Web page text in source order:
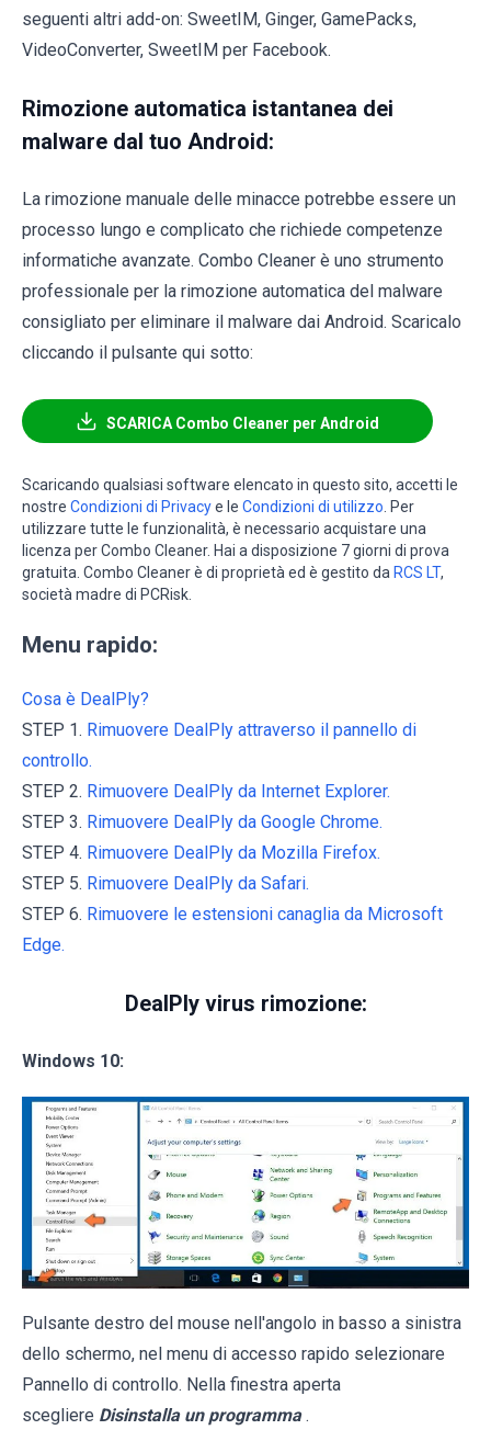
seguenti altri add-on: SweetIM, Ginger, GamePacks,
VideoConverter, SweetIM per Facebook.
Rimozione automatica istantanea dei
malware dal tuo Android:
La rimozione manuale delle minacce potrebbe essere un
processo lungo e complicato che richiede competenze
informatiche avanzate. Combo Cleaner è uno strumento
professionale per la rimozione automatica del malware
consigliato per eliminare il malware dai Android. Scaricalo
cliccando il pulsante qui sotto:
SCARICA Combo Cleaner per Android
Scaricando qualsiasi software elencato in questo sito, accetti le
nostre Condizioni di Privacye le Condizioni di utilizzo . Per
utilizzare tutte le funzionalità, è necessario acquistare una
licenza per Combo Cleaner. Hai a disposizione 7 giorni di prova
gratuita. Combo Cleaner è di proprietà ed è gestito da RCS LT,
società madre di PCRisk.
Menu rapido:
Cosa è DealPly?
STEP 1. Rimuovere DealPly attraverso il pannello di
controllo.
STEP 2. Rimuovere DealPly da Internet Explorer.
STEP 3. Rimuovere DealPly da Google Chrome.
STEP 4. Rimuovere DealPly da Mozilla Firefox.
STEP 5. Rimuovere DealPly da Safari.
STEP 6. Rimuovere le estensioni canaglia da Microsoft
Edge.
DealPly virus rimozione:
Windows 10:
Pulsante destro del mouse nell'angolo in basso a sinistra
dello schermo, nel menu di accesso rapido selezionare
Pannello di controllo. Nella finestra aperta
scegliere Disinstalla un programma .